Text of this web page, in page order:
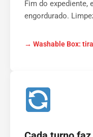
Fim do expediente,
engordurado.
→ Washable Box: